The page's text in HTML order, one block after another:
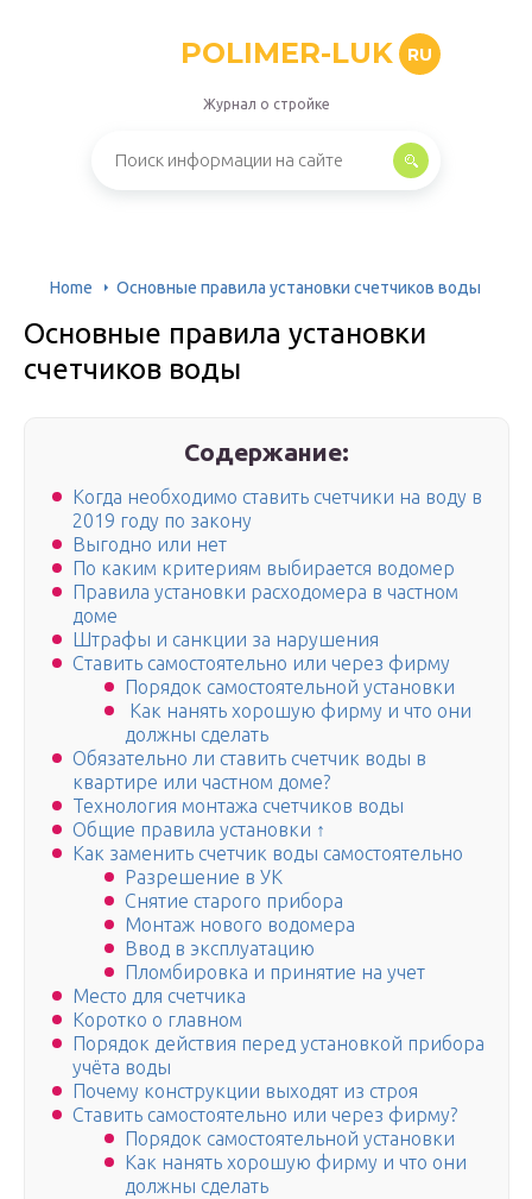
POLIMER-LUK RU
Журнал о стройке
Home Основные правила установки счетчиков воды
Основные правила установки
счетчиков воды
Содержание:
Когда необходимо ставить счетчики на воду в
2019 году по закону
Выгодно или нет
По каким критериям выбирается водомер
Правила установки расходомера в частном
доме
Штрафы и санкции за нарушения
Ставить самостоятельно или через фирму
Порядок самостоятельной установки
Как нанять хорошую фирму и что они
должны сделать
Обязательно ли ставить счетчик воды в
квартире или частном доме?
Технология монтажа счетчиков воды
Общие правила установки ↑
Как заменить счетчик воды самостоятельно
Разрешение в УК
Снятие старого прибора
Монтаж нового водомера
Ввод в эксплуатацию
Пломбировка и принятие на учет
Место для счетчика
Коротко о главном
Порядок действия перед установкой прибора
учёта воды
Почему конструкции выходят из строя
Ставить самостоятельно или через фирму?
Порядок самостоятельной установки
Как нанять хорошую фирму и что они
должны сделать